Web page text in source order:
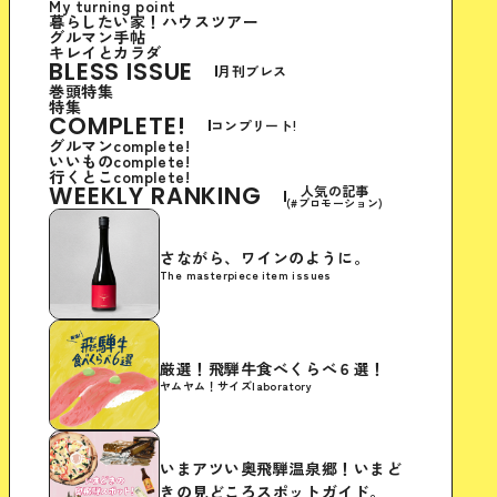
My turning point
暮らしたい家！ハウスツアー
グルマン手帖
キレイとカラダ
BLESS ISSUE 月刊ブレス
巻頭特集
特集
COMPLETE! コンプリート!
グルマンcomplete!
いいものcomplete!
行くとこcomplete!
WEEKLY RANKING 人気の記事
(#プロモーション)
The masterpiece item issues
さながら、ワインのように。
ヤムヤム！サイズlaboratory
厳選！飛騨牛食べくらべ６選！
いまアツい奥飛騨温泉郷！いまど
きの見どころスポットガイド。